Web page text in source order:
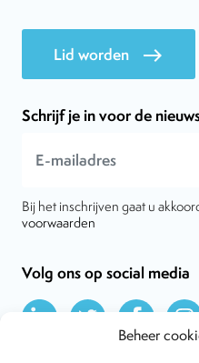
Beheer
Lid worden east
Schrijf je in voor de
Bij het inschrijven gaat u
voorwaarden
Volg ons op social media